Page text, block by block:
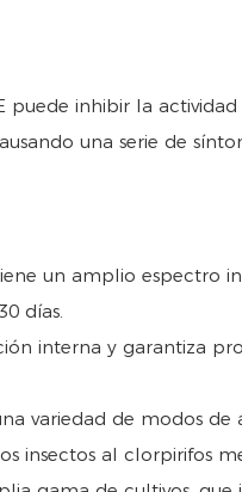
inhibir la
una serie de
un amplio espectro
días.
interna y garantiza
variedad de modos
insectos al clorpirifos